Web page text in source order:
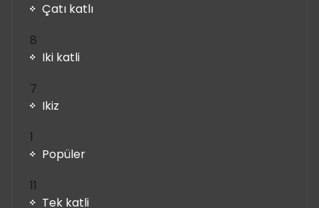
Çatı katlı
8
ürün
Iki katli
7
ürün
Ikiz
1
ürün
Popüler
11
ürün
Tek katli